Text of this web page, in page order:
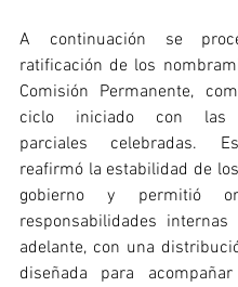
A continuación se
ratificación de los
Comisión Permanente,
ciclo iniciado con las
parciales celebradas.
reafirmó la estabilidad de
gobierno y permitió
responsabilidades
adelante, con una
diseñada para